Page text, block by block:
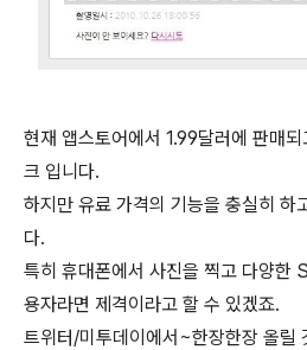
현재 앱스토어에서 1.99달러에 판매되
크 입니다.
하지만 유료 가격의 기능을 충실히 하
다.
특히 휴대폰에서 사진을 찍고 다양한
용자라면 제격이라고 할 수 있겠죠.
트위터/미투데이에서~한장한장 올릴